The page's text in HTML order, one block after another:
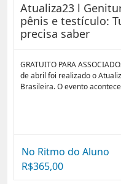
Atualiza23 l
pênis e testículo:
precisa saber
GRATUITO PARA
de abril foi realizado o
Brasileira. O evento
No Ritmo do Aluno
R$365,00